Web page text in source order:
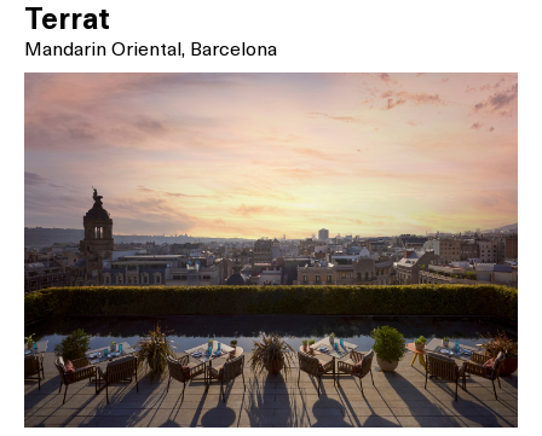
Terrat
Mandarin Oriental, Barcelona